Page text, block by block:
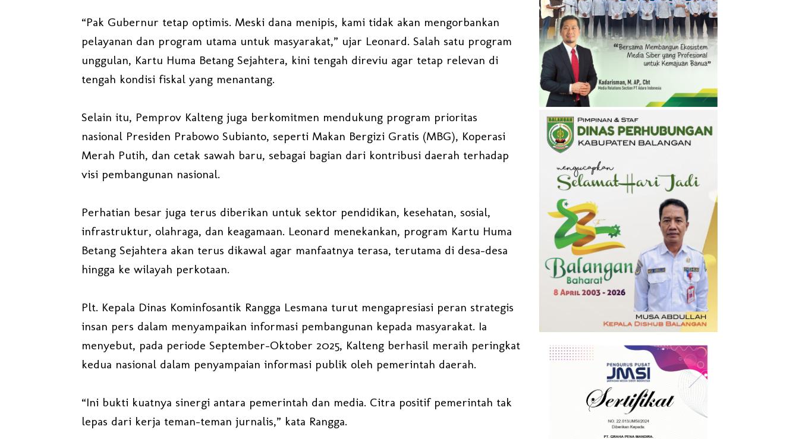
“Pak Gubernur tetap optimis. Meski dana menipis, kami tidak akan mengorbankan
pelayanan dan program utama untuk masyarakat,” ujar Leonard. Salah satu program
unggulan, Kartu Huma Betang Sejahtera, kini tengah direviu agar tetap relevan di
tengah kondisi fiskal yang menantang.
Selain itu, Pemprov Kalteng juga berkomitmen mendukung program prioritas
nasional Presiden Prabowo Subianto, seperti Makan Bergizi Gratis (MBG), Koperasi
Merah Putih, dan cetak sawah baru, sebagai bagian dari kontribusi daerah terhadap
visi pembangunan nasional.
Perhatian besar juga terus diberikan untuk sektor pendidikan, kesehatan, sosial,
infrastruktur, olahraga, dan keagamaan. Leonard menekankan, program Kartu Huma
Betang Sejahtera akan terus dikawal agar manfaatnya terasa, terutama di desa-desa
hingga ke wilayah perkotaan.
Plt. Kepala Dinas Kominfosantik Rangga Lesmana turut mengapresiasi peran strategis
insan pers dalam menyampaikan informasi pembangunan kepada masyarakat. Ia
menyebut, pada periode September–Oktober 2025, Kalteng berhasil meraih peringkat
kedua nasional dalam penyampaian informasi publik oleh pemerintah daerah.
“Ini bukti kuatnya sinergi antara pemerintah dan media. Citra positif pemerintah tak
lepas dari kerja teman-teman jurnalis,” kata Rangga.